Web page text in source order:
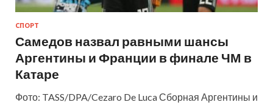
СПОРТ
Самедов назвал равными шансы
Аргентины и Франции в финале ЧМ в
Катаре
Фото: TASS/DPA/Cezaro De Luca Сборная Аргентины и